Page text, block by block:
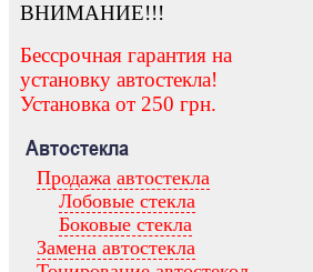
ВНИМАНИЕ!!!
Бессрочная гарантия на
установку автостекла!
Установка от 250 грн.
Автостекла
Продажа автостекла
Лобовые стекла
Боковые стекла
Замена автостекла